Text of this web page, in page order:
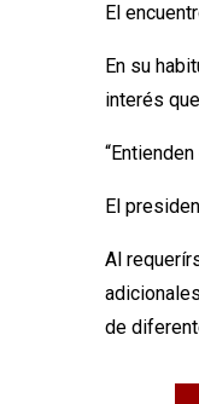
El
En su
interés
El
Al
de